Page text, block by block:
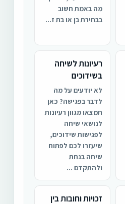
מה באמת חשוב
בבחירת בן או בת ז...
רעיונות לשיחה
בשידוכים
לא יודעים על מה
לדבר בפגישה? כאן
תמצאו מגוון רעיונות
לנושאי שיחה
לפגישות שידוכים,
שיעזרו לכם לפתוח
שיחה בנחת
ולהתקדם ...
זכויות וחובות בין